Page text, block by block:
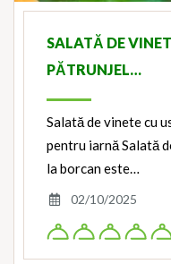
SALATĂ DE
PĂTRUNJEL…
Salată de vinete cu
pentru iarnă Salată
la borcan este…
02/10/2025